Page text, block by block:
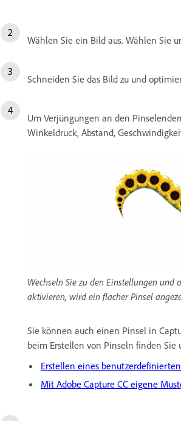
Wählen Sie ein Bild aus. Wählen Sie
Schneiden Sie das Bild zu und
Um Verjüngungen an den
Winkeldruck, Abstand,
Wechseln Sie zu den Einstellungen und
aktivieren, wird ein flacher Pinsel
Sie können auch einen Pinsel in
beim Erstellen von Pinseln finden Sie
Erstellen eines
Mit Adobe Capture CC eigene